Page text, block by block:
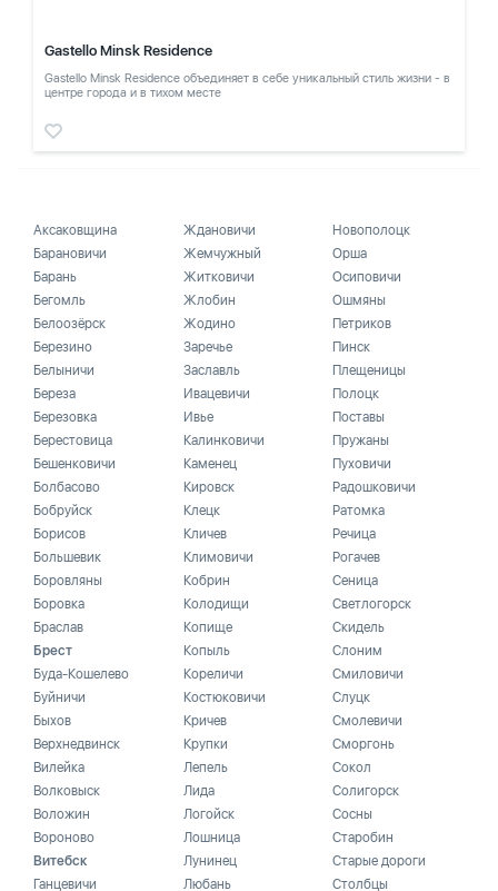
Gastello Minsk Residence
Gastello Minsk Residence объединяет в себе уникальный стиль жизни - в
центре города и в тихом месте
Аксаковщина
Барановичи
Барань
Бегомль
Белоозёрск
Березино
Белыничи
Береза
Березовка
Берестовица
Бешенковичи
Болбасово
Бобруйск
Борисов
Большевик
Боровляны
Боровка
Браслав
Брест
Буда-Кошелево
Буйничи
Быхов
Верхнедвинск
Вилейка
Волковыск
Воложин
Вороново
Витебск
Ганцевичи
Ждановичи
Жемчужный
Житковичи
Жлобин
Жодино
Заречье
Заславль
Ивацевичи
Ивье
Калинковичи
Каменец
Кировск
Клецк
Кличев
Климовичи
Кобрин
Колодищи
Копище
Копыль
Кореличи
Костюковичи
Кричев
Крупки
Лепель
Лида
Логойск
Лошница
Лунинец
Любань
Новополоцк
Орша
Осиповичи
Ошмяны
Петриков
Пинск
Плещеницы
Полоцк
Поставы
Пружаны
Пуховичи
Радошковичи
Ратомка
Речица
Рогачев
Сеница
Светлогорск
Скидель
Слоним
Смиловичи
Слуцк
Смолевичи
Сморгонь
Сокол
Солигорск
Сосны
Старобин
Старые дороги
Столбцы